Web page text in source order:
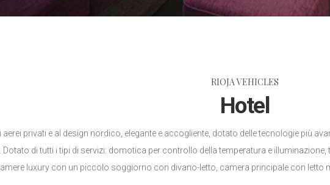
RIOJA VEHICLES
Hotel
aerei privati ​​e al design nordico, elegante e accogliente, dotato delle tecnologie più
Dotato di tutti i tipi di servizi: domotica per controllo della temperatura e illuminazione,
luxury con un piccolo soggiorno con divano-letto, camera principale con letto